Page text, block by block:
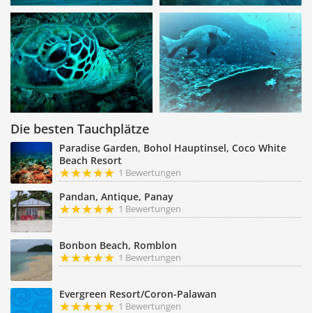
Die besten Tauchplätze
Paradise Garden, Bohol Hauptinsel, Coco White
Beach Resort
1 Bewertungen
Pandan, Antique, Panay
1 Bewertungen
Bonbon Beach, Romblon
1 Bewertungen
Evergreen Resort/Coron-Palawan
1 Bewertungen